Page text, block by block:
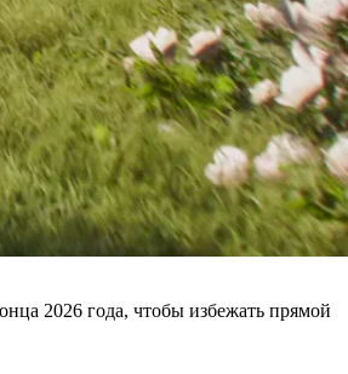
2026 года, чтобы избежать прямой